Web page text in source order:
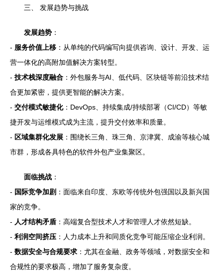
三、 发展趋势与挑战
发展趋势 ：
- 服务价值上移 ：从单纯的代码编写向提供咨询、设计、开发、运
营一体化的高附加值解决方案转型。
- 技术栈深度融合 ：外包服务与AI、低代码、区块链等前沿技术结
合更加紧密，提供更智能的解决方案。
- 交付模式敏捷化：DevOps、持续集成/持续部署（CI/CD）等敏
捷开发与运维模式成为主流，提升交付效率和质量。
- 区域集群化发展 ：围绕长三角、珠三角、京津冀、成渝等核心城
市群，形成各具特色的软件外包产业集聚区。
面临挑战 ：
- 国际竞争加剧 ：面临来自印度、东欧等传统外包强国以及新兴国
家的竞争。
- 人才结构矛盾 ：高端复合型技术人才和管理人才依然短缺。
- 利润空间挤压 ：人力成本上升和同质化竞争可能压缩企业利润。
- 数据安全与合规要求 ：尤其在金融、政务等领域，对数据安全和
合规性的要求极高，增加了服务复杂度。